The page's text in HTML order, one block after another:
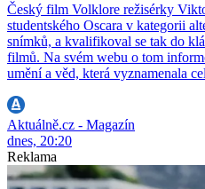
Český film Volklore režisérky
studentského Oscara v kategorii
snímků, a kvalifikoval se tak do
filmů. Na svém webu o tom
umění a věd, která vyznamenala
Aktuálně.cz - Magazín
dnes, 20:20
Reklama